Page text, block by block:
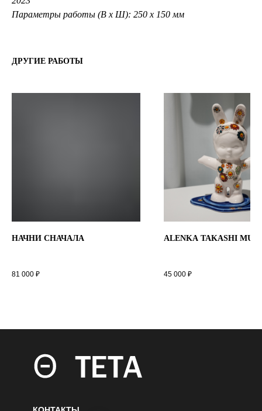
Параметры работы (В х Ш): 250 х 150 мм
ДРУГИЕ РАБОТЫ
НАЧНИ СНАЧАЛА
81 000 ₽
ALENKA TAKASHI
45 000 ₽